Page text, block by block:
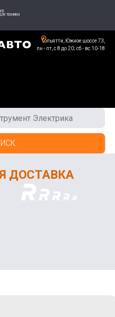
Тольятти, Южное шоссе 73,
пн - пт, с 8 до 20; сб - вс 10-18
ДОСТАВКА